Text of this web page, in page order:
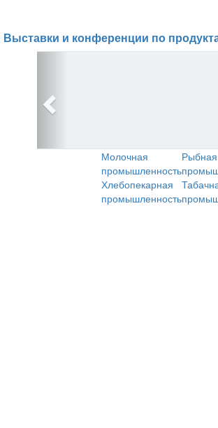
Выставки и конференции по
Молочная
промышленность
Рыбная
Хлебопекарная
промышленность